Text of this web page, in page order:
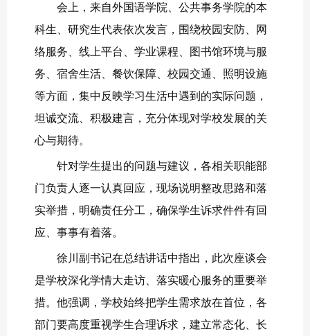
会上，来自外国语学院、公共事务学院的本
科生、研究生代表依次发言，围绕校园安防、网
络服务、线上平台、学业课程、图书馆环境与服
务、宿舍生活、餐饮保障、校园交通、照明设施
等方面，集中反映学习生活中遇到的实际问题，
坦诚交流、积极建言，充分体现对学校发展的关
心与期待。
针对学生提出的问题与建议，各相关职能部
门负责人逐一认真回应，现场说明整改思路和落
实举措，明确责任分工，确保学生诉求件件有回
应、事事有着落。
徐川副书记在总结讲话中指出，此次座谈会
是学校深化学情大走访、落实暖心服务的重要举
措。他强调，学校始终把学生需求放在首位，各
部门要高度重视学生合理诉求，建立常态化、长